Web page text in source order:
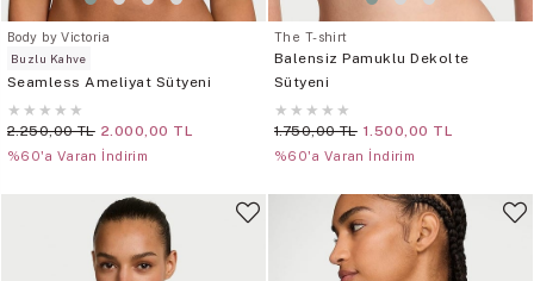
Body by Victoria
Buzlu Kahve
Seamless Ameliyat Sütyeni
★ ★ ★ ★ ★
2.250,00 TL 2.000,00 TL
%60'a Varan İndirim
The T-shirt
Balensiz Pamuklu Dekolte
Sütyeni
★ ★ ★ ★ ★
1.750,00 TL 1.500,00 TL
%60'a Varan İndirim